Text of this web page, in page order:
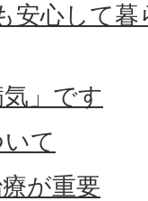
安心して
」です
て
が重要